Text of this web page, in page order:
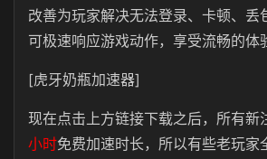
改善为玩家解决无法登录、卡顿、丢
可极速响应游戏动作，享受流畅的体
[虎牙奶瓶加速器]
现在点击上方链接下载之后，所有新
小时免费加速时长，所以有些老玩家